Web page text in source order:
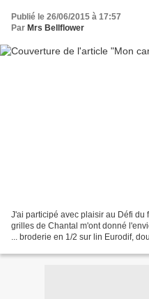
Publié le 26/06/2015 à 17:57
Par Mrs Bellflower
J'ai participé avec plaisir au Défi du
grilles de Chantal m'ont donné
... broderie en 1/2 sur lin Eurodif,